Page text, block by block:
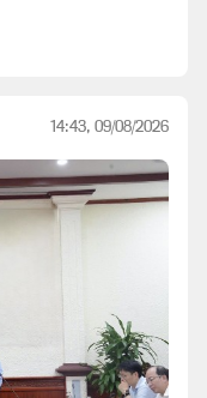
14:43, 09/08/2026